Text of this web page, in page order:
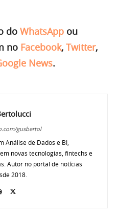
do WhatsApp ou
no Facebook, Twitter,
News.
gusbertol
Análise de Dados e BI,
novas tecnologias, fintechs e
Autor no portal de notícias
2018.